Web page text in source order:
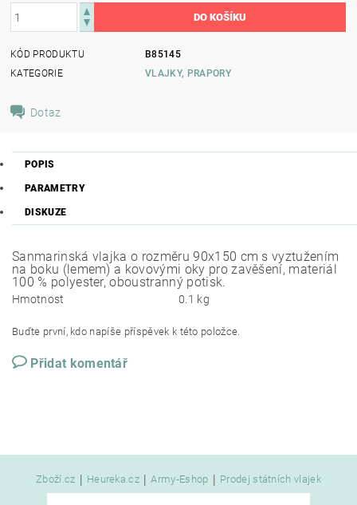
KÓD PRODUKTU
B85145
KATEGORIE
VLAJKY, PRAPORY
Dotaz
POPIS
PARAMETRY
DISKUZE
Sanmarinská vlajka o rozměru 90x150 cm s vyztužením
na boku (lemem) a kovovými oky pro zavěšení, materiál
100 % polyester, oboustranný potisk.
Hmotnost 0.1 kg
Buďte první, kdo napíše příspěvek k této položce.
Přidat komentář
Zboží.cz | Heureka.cz | Army-Eshop | Prodej státních vlajek